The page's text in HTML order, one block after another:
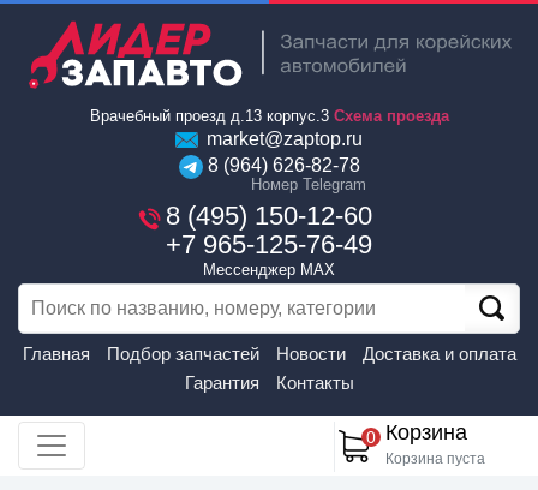
Врачебный проезд д.13 корпус.3 Схема проезда
market@zaptop.ru
8 (964) 626-82-78
Номер Telegram
8 (495) 150-12-60
+7 965-125-76-49
Мессенджер MAX
Главная Подбор запчастей Новости
Доставка и оплата
Гарантия
Контакты
0 Корзина
Корзина пуста